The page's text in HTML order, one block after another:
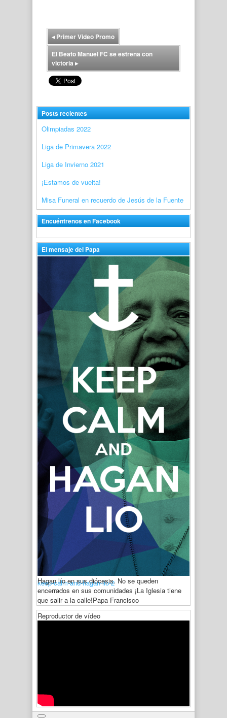
◂Primer Video Promo
El Beato Manuel FC se estrena con
victoria ▸
Posts recientes
Olimpiadas 2022
Liga de Primavera 2022
Liga de Invierno 2021
¡Estamos de vuelta!
Misa Funeral en recuerdo de Jesús de la Fuente
Encuéntrenos en Facebook
El mensaje del Papa
keep-calm-and-hagan-lio-2
Hagan lío en sus diócesis. No se queden
encerrados en sus comunidades ¡La Iglesia tiene
que salir a la calle!Papa Francisco
Reproductor de vídeo